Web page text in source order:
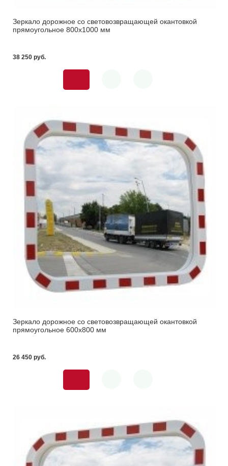
Зеркало дорожное со световозвращающей окантовкой
прямоугольное 800х1000 мм
38 250 pуб.
Зеркало дорожное со световозвращающей окантовкой
прямоугольное 600х800 мм
26 450 pуб.